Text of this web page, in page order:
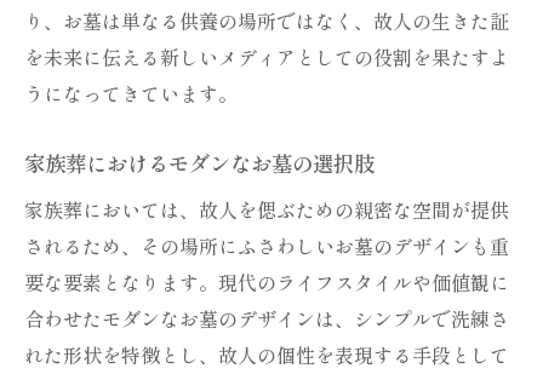
り、お墓は単なる供養の場所ではなく、故人の生きた証
を未来に伝える新しいメディアとしての役割を果たすよ
うになってきています。
家族葬におけるモダンなお墓の選択肢
家族葬においては、故人を偲ぶための親密な空間が提供
されるため、その場所にふさわしいお墓のデザインも重
要な要素となります。現代のライフスタイルや価値観に
合わせたモダンなお墓のデザインは、シンプルで洗練さ
れた形状を特徴とし、故人の個性を表現する手段として